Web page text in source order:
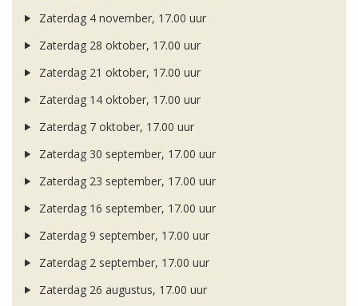
Zaterdag 4 november, 17.00 uur
Zaterdag 28 oktober, 17.00 uur
Zaterdag 21 oktober, 17.00 uur
Zaterdag 14 oktober, 17.00 uur
Zaterdag 7 oktober, 17.00 uur
Zaterdag 30 september, 17.00 uur
Zaterdag 23 september, 17.00 uur
Zaterdag 16 september, 17.00 uur
Zaterdag 9 september, 17.00 uur
Zaterdag 2 september, 17.00 uur
Zaterdag 26 augustus, 17.00 uur